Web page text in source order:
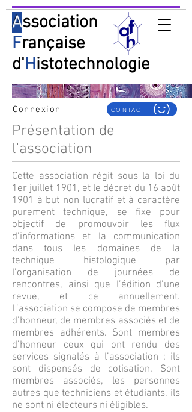
Association
Française
d'Histotechnologie
Connexion CONTACT
Présentation de
l'association
Cette association régit sous la loi du
1er juillet 1901, et le décret du 16 août
1901 à but non lucratif et à caractère
purement technique, se fixe pour
objectif de promouvoir les flux
d’informations et la communication
dans tous les domaines de la
technique histologique par
l’organisation de journées de
rencontres, ainsi que l’édition d’une
revue, et ce annuellement.
L’association se compose de membres
d’honneur, de membres associés et de
membres adhérents. Sont membres
d’honneur ceux qui ont rendu des
services signalés à l’association ; ils
sont dispensés de cotisation. Sont
membres associés, les personnes
autres que techniciens et étudiants, ils
ne sont ni électeurs ni éligibles.